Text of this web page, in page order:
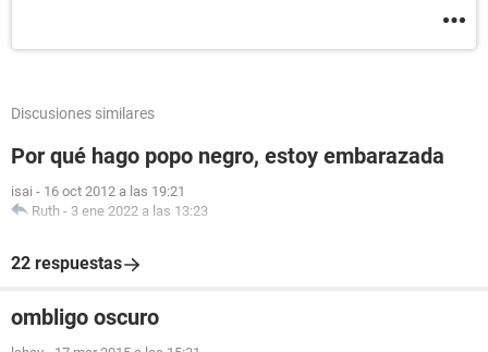
Discusiones similares
Por qué hago popo negro, estoy embarazada
isai - 16 oct 2012 a las 19:21
Ruth - 3 ene 2022 a las 13:23
22 respuestas
ombligo oscuro